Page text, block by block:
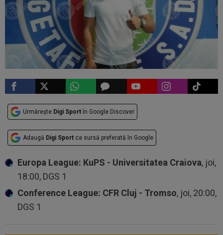
Urmărește Digi Sport în Google Discover
Adaugă Digi Sport ca sursă preferată în Google
Europa League: KuPS - Universitatea Craiova, joi,
18:00, DGS 1
Conference League: CFR Cluj - Tromso, joi, 20:00,
DGS 1